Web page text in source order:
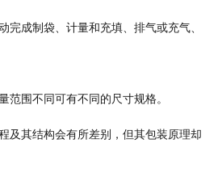
完成制袋、计量和充填、排气或充气、
范围不同可有不同的尺寸规格。
及其结构会有所差别，但其包装原理却